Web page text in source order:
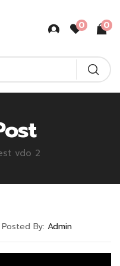
0 0
vdo 2
Posted By: Admin